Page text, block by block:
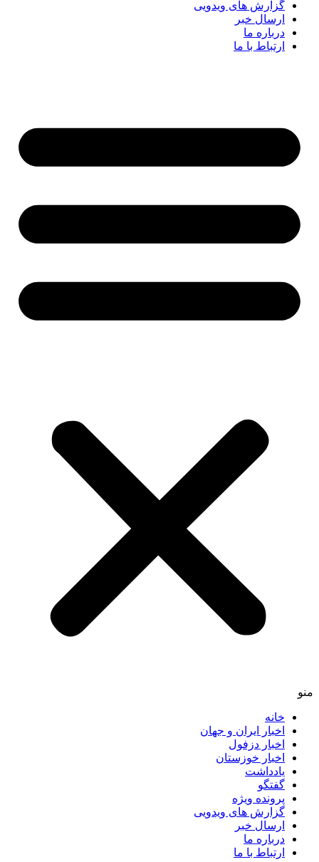
گزارش های ویدویی
ارسال خبر
درباره ما
ارتباط با ما
منو
خانه
اخبار ایران و جهان
اخبار دزفول
اخبار خوزستان
یادداشت
گفتگو
پرونده ویژه
گزارش های ویدویی
ارسال خبر
درباره ما
ارتباط با ما